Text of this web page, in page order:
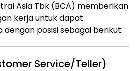
Asia Tbk (BCA) memberikan
kerja untuk dapat
posisi sebagai berikut:
Service/Teller)